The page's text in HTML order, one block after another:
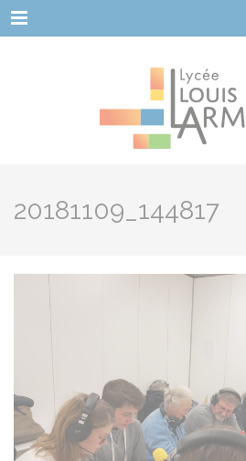
Menu
20181109_144817
Cookies management panel